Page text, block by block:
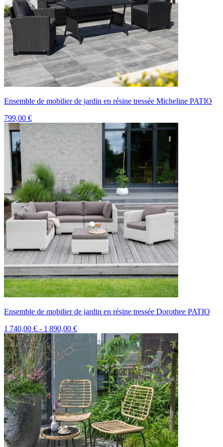
Ensemble de mobilier de jardin en résine tressée Micheline PATIO
799,00 €
Ensemble de mobilier de jardin en résine tressée Dorothee PATIO
1 740,00 € - 1 890,00 €